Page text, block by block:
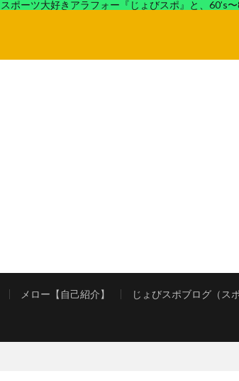
スポーツ大好きアラフォー『じょびスポ』と、60’s
メロー【自己紹介】 じょびスポブログ（ス